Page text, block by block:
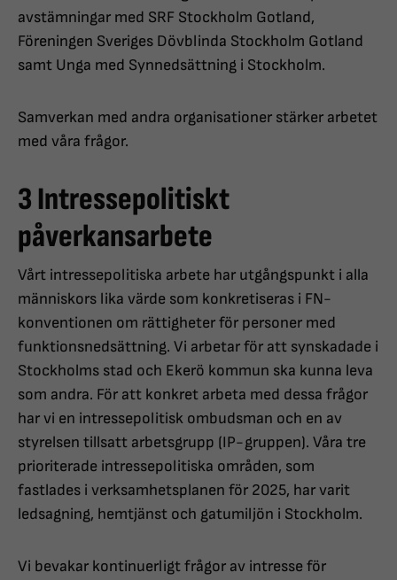
avstämningar med SRF Stockholm Gotland,
Föreningen Sveriges Dövblinda Stockholm Gotland
samt Unga med Synnedsättning i Stockholm.
Samverkan med andra organisationer stärker arbetet
med våra frågor.
3 Intressepolitiskt
påverkansarbete
Vårt intressepolitiska arbete har utgångspunkt i alla
människors lika värde som konkretiseras i FN-
konventionen om rättigheter för personer med
funktionsnedsättning. Vi arbetar för att synskadade i
Stockholms stad och Ekerö kommun ska kunna leva
som andra. För att konkret arbeta med dessa frågor
har vi en intressepolitisk ombudsman och en av
styrelsen tillsatt arbetsgrupp (IP-gruppen). Våra tre
prioriterade intressepolitiska områden, som
fastlades i verksamhetsplanen för 2025, har varit
ledsagning, hemtjänst och gatumiljön i Stockholm.
Vi bevakar kontinuerligt frågor av intresse för